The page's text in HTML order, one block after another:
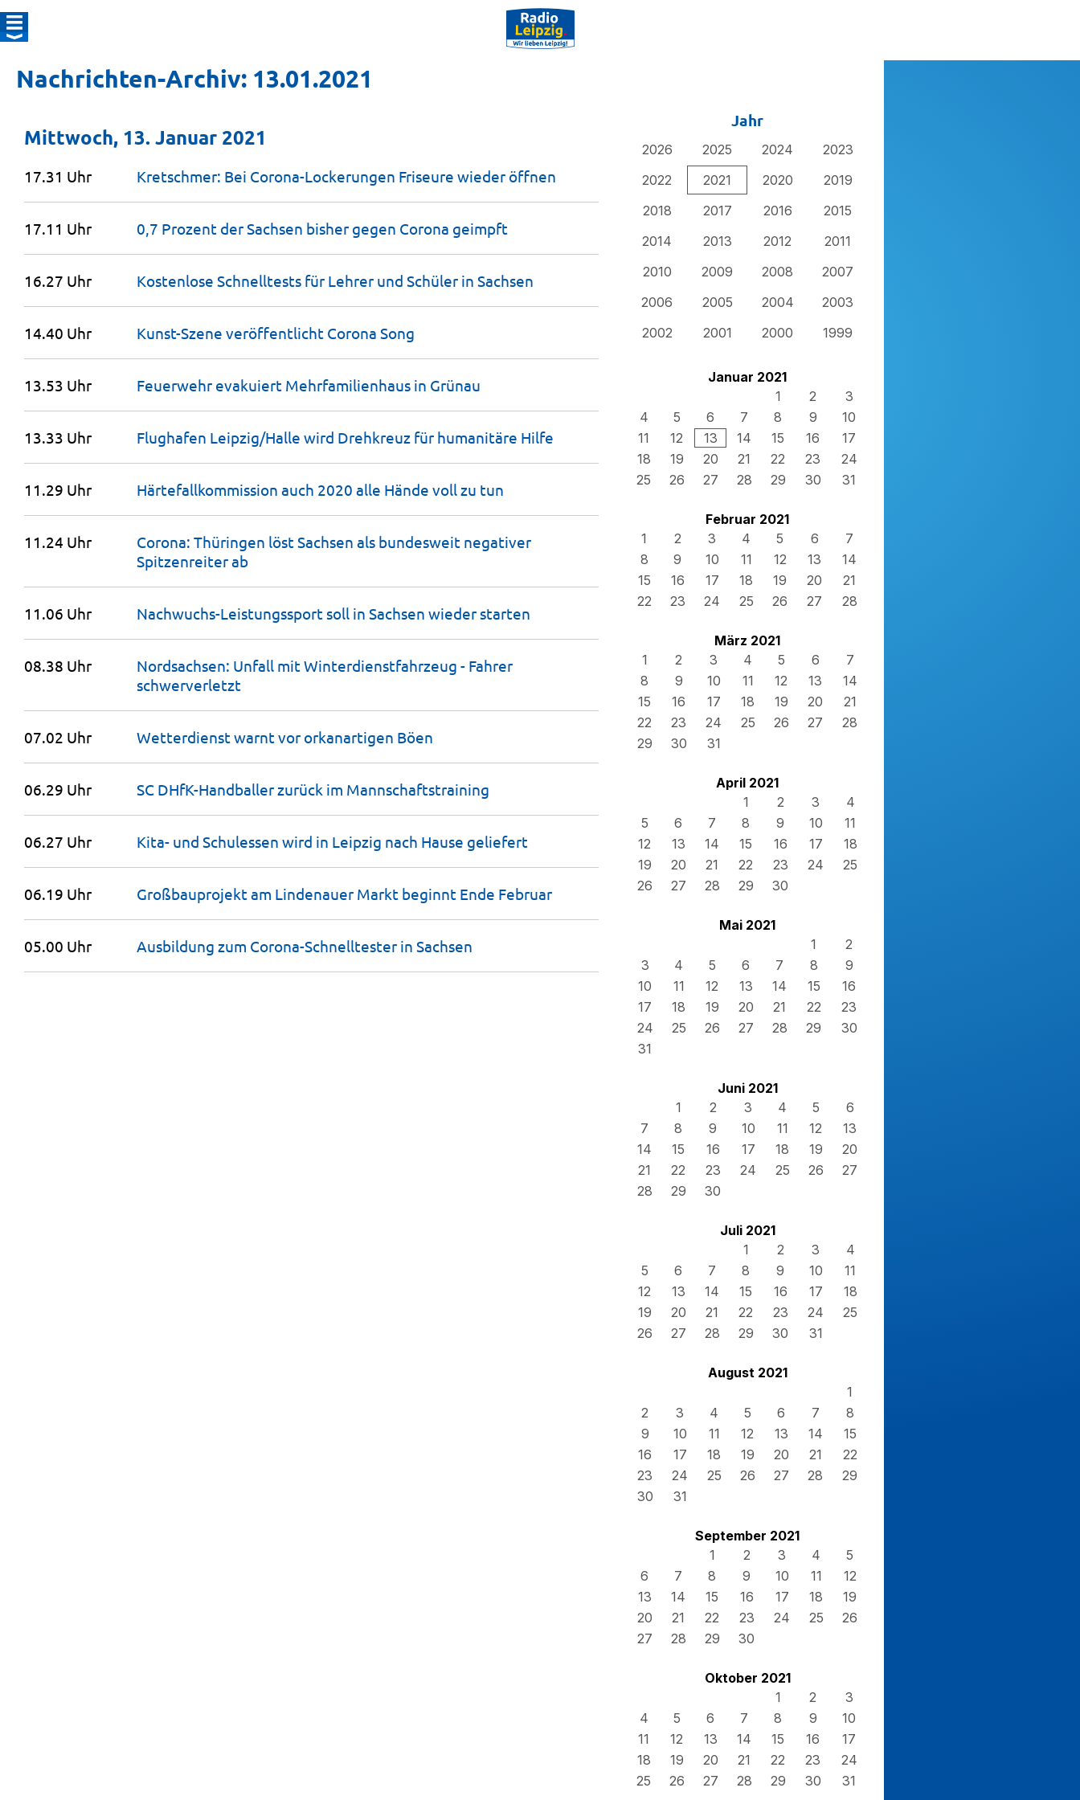
Nachrichten-Archiv: 13.01.2021
Jahr
2026 2025 2024
2023
2022
2021 2020
2019
2018
2017 2016
2015
2014
2013 2012
2011
2010
2009 2008
2007
2006
2005 2004
2003
2002
2001 2000 1999
Januar 2021
1
2
3
4
5 6 7 8 9
10
11
12 13 14 15 16
17
18
19 20 21 22 23
24
25
26 27 28 29 30 31
Februar 2021
1
2 3 4 5 6
7
8
9 10 11 12 13
14
15
16 17 18 19 20
21
22
23 24 25 26 27 28
März 2021
1
2 3 4 5 6
7
8
9 10 11 12 13
14
15
16 17 18 19 20
21
22
23 24 25 26 27
28
29
30 31
April 2021
1
2 3
4
5
6 7 8 9 10
11
12
13 14 15 16 17
18
19
20 21 22 23 24
25
26
27 28 29 30
Mai 2021
1
2
3
4 5 6 7 8
9
10
11 12 13 14 15
16
17
18 19 20 21 22
23
24
25 26 27 28 29
30
31
Juni 2021
1
2 3 4 5
6
7
8 9 10 11 12
13
14
15 16 17 18 19
20
21
22 23 24 25 26
27
28
29 30
Juli 2021
1
2 3
4
5
6 7 8 9 10
11
12
13 14 15 16 17
18
19
20 21 22 23 24
25
26
27 28 29 30 31
August 2021
1
2
3 4 5 6 7
8
9
10 11 12 13 14
15
16
17 18 19 20 21
22
23
24 25 26 27 28
29
30
31
September 2021
1
2 3 4
5
6
7 8 9 10 11
12
13
14 15 16 17 18
19
20
21 22 23 24 25
26
27
28 29 30
Oktober 2021
1
2
3
4
5 6 7 8 9
10
11
12 13 14 15 16
17
18
19 20 21 22 23
24
25
26 27 28 29 30 31
Mittwoch, 13. Januar 2021
17.31 Uhr Kretschmer: Bei Corona-Lockerungen Friseure wieder öffnen
17.11 Uhr 0,7 Prozent der Sachsen bisher gegen Corona geimpft
16.27 Uhr Kostenlose Schnelltests für Lehrer und Schüler in Sachsen
14.40 Uhr Kunst-Szene veröffentlicht Corona Song
13.53 Uhr Feuerwehr evakuiert Mehrfamilienhaus in Grünau
13.33 Uhr Flughafen Leipzig/Halle wird Drehkreuz für humanitäre Hilfe
11.29 Uhr Härtefallkommission auch 2020 alle Hände voll zu tun
11.24 Uhr
Corona: Thüringen löst Sachsen als bundesweit negativer
Spitzenreiterab
11.06 Uhr Nachwuchs-Leistungssport soll in Sachsen wieder starten
08.38 Uhr
Nordsachsen: Unfall mit Winterdienstfahrzeug - Fahrer
schwerverletzt
07.02 Uhr Wetterdienst warnt vor orkanartigen Böen
06.29 Uhr SC DHfK-Handballer zurück im Mannschaftstraining
06.27 Uhr Kita- und Schulessen wird in Leipzig nach Hause geliefert
06.19 Uhr Großbauprojekt am Lindenauer Markt beginnt Ende Februar
05.00 Uhr Ausbildung zum Corona-Schnelltester in Sachsen